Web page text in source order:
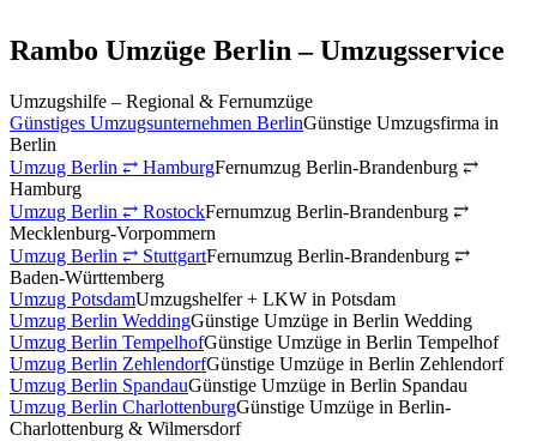
Rambo Umzüge Berlin – Umzugsservice
Umzugshilfe – Regional & Fernumzüge
Günstiges Umzugsunternehmen BerlinGünstige Umzugsfirma in
Berlin
Umzug Berlin ⥂ HamburgFernumzug Berlin-Brandenburg ⥂
Hamburg
Umzug Berlin ⥂ RostockFernumzug Berlin-Brandenburg ⥂
Mecklenburg-Vorpommern
Umzug Berlin ⥂ StuttgartFernumzug Berlin-Brandenburg ⥂
Baden-Württemberg
Umzug PotsdamUmzugshelfer + LKW in Potsdam
Umzug Berlin WeddingGünstige Umzüge in Berlin Wedding
Umzug Berlin TempelhofGünstige Umzüge in Berlin Tempelhof
Umzug Berlin ZehlendorfGünstige Umzüge in Berlin Zehlendorf
Umzug Berlin SpandauGünstige Umzüge in Berlin Spandau
Umzug Berlin CharlottenburgGünstige Umzüge in Berlin-
Charlottenburg & Wilmersdorf